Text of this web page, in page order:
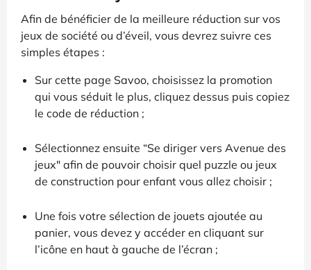
Afin de bénéficier de la meilleure réduction sur vos
jeux de société ou d’éveil, vous devrez suivre ces
simples étapes :
Sur cette page Savoo, choisissez la promotion
qui vous séduit le plus, cliquez dessus puis copiez
le code de réduction ;
Sélectionnez ensuite “Se diriger vers Avenue des
jeux" afin de pouvoir choisir quel puzzle ou jeux
de construction pour enfant vous allez choisir ;
Une fois votre sélection de jouets ajoutée au
panier, vous devez y accéder en cliquant sur
l’icône en haut à gauche de l’écran ;